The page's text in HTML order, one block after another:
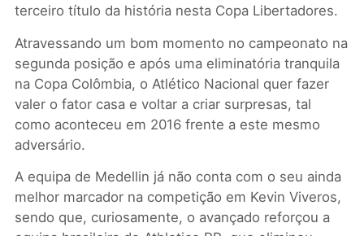
terceiro título da história nesta Copa Libertadores.
Atravessando um bom momento no campeonato na
segunda posição e após uma eliminatória tranquila
na Copa Colômbia, o Atlético Nacional quer fazer
valer o fator casa e voltar a criar surpresas, tal
como aconteceu em 2016 frente a este mesmo
adversário.
A equipa de Medellin já não conta com o seu ainda
melhor marcador na competição em Kevin Viveros,
sendo que, curiosamente, o avançado reforçou a